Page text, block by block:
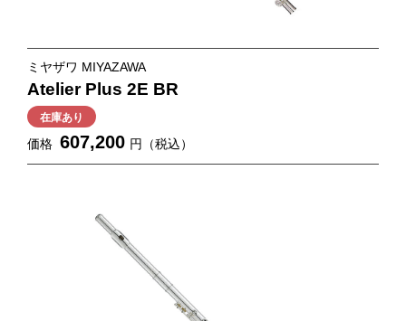
ミヤザワ MIYAZAWA
Atelier Plus 2E BR
在庫あり
価格 607,200 円（税込）